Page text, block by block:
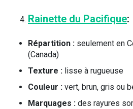
Rainette du Pacifique:
Répartition : seulement en
(Canada)
Texture : lisse à rugueuse
Couleur : vert, brun, gris ou
Marquages : des rayures